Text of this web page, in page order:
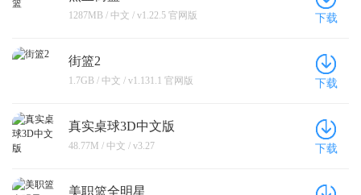
1287MB / 中文 / v1.22.5 官网版 下载
街篮2
1.7GB / 中文 / v1.131.1 官网版 下载
真实桌球3D中文版
48.77M / 中文 / v3.27 下载
美职篮全明星